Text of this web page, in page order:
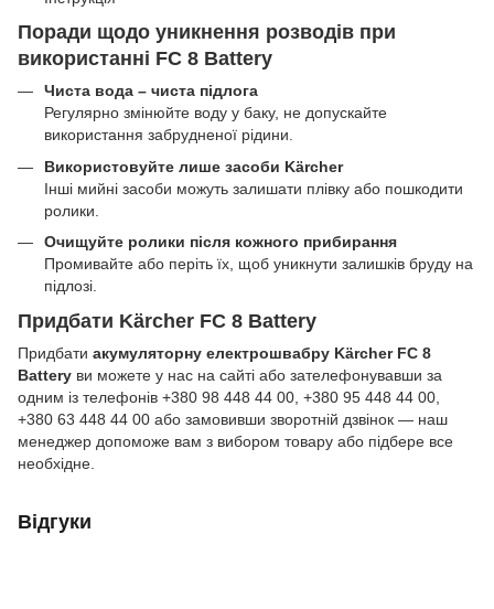
Поради щодо уникнення розводів при
використанні FC 8 Battery
Чиста вода – чиста підлога
Регулярно змінюйте воду у баку, не допускайте
використання забрудненої рідини.
Використовуйте лише засоби Kärcher
Інші мийні засоби можуть залишати плівку або пошкодити
ролики.
Очищуйте ролики після кожного прибирання
Промивайте або періть їх, щоб уникнути залишків бруду на
підлозі.
Придбати Kärcher FC 8 Battery
Придбати акумуляторну електрошвабру Kärcher FC 8
Battery ви можете у нас на сайті або зателефонувавши за
одним із телефонів +380 98 448 44 00, +380 95 448 44 00,
+380 63 448 44 00 або замовивши зворотній дзвінок — наш
менеджер допоможе вам з вибором товару або підбере все
необхідне.
Відгуки